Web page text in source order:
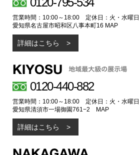
営業時間：10:00～18:00 定休日：火・水曜日
愛知県名古屋市昭和区八事本町16 MAP
詳細はこちら
0120-440-882
営業時間：10:00～18:00 定休日：火・水曜日
愛知県清須市一場御園761−2 MAP
詳細はこちら